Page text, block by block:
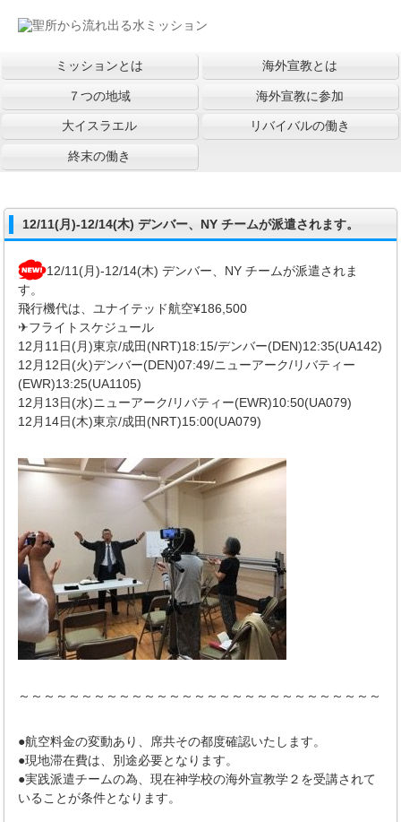
ミッションとは 海外宣教とは
７つの地域 海外宣教に参加
大イスラエル リバイバルの働き
終末の働き
12/11(月)-12/14(木) デンバー、NY チームが派遣されます。
12/11(月)-12/14(木) デンバー、NY チームが派遣されま
す。
飛行機代は、ユナイテッド航空¥186,500
✈フライトスケジュール
12月11日(月)東京/成田(NRT)18:15/デンバー(DEN)12:35(UA142)
12月12日(火)デンバー(DEN)07:49/ニューアーク/リバティー
(EWR)13:25(UA1105)
12月13日(水)ニューアーク/リバティー(EWR)10:50(UA079)
12月14日(木)東京/成田(NRT)15:00(UA079)
～～～～～～～～～～～～～～～～～～～～～～～～～～～～～
●航空料金の変動あり、席共その都度確認いたします。
●現地滞在費は、別途必要となります。
●実践派遣チームの為、現在神学校の海外宣教学２を受講されて
いることが条件となります。